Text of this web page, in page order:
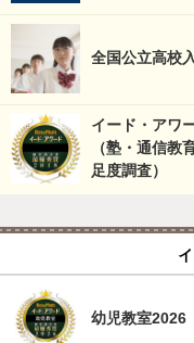
全国公立高校
イード・アワ
（塾・通信教
足度調査）
幼児教室2026